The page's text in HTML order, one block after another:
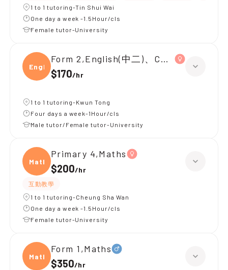
1 to 1 tutoring-Tin Shui Wai
One day a week -1.5Hour/cls
Female tutor-University
Engli
Form 2,English(中二)、Chinese(中二)
$170/hr
1 to 1 tutoring-Kwun Tong
Four days a week-1Hour/cls
Male tutor/Female tutor-University
Maths
Primary 4,Maths
$200/hr
互動教學
1 to 1 tutoring-Cheung Sha Wan
One day a week -1.5Hour/cls
Female tutor-University
Maths
Form 1,Maths
$350/hr